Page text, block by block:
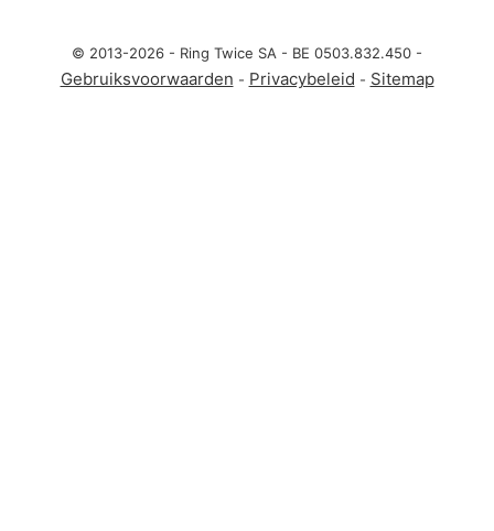
© 2013-2026 - Ring Twice SA - BE 0503.832.450 -
Gebruiksvoorwaarden - Privacybeleid - Sitemap